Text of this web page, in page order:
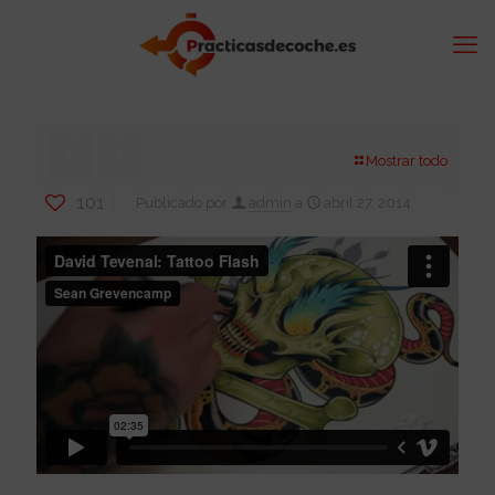
Mostrar todo
101 admin abril 27, 2014